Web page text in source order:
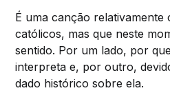
É uma canção relativamente
católicos, mas que neste
sentido. Por um lado, por
interpreta e, por outro,
dado histórico sobre ela.